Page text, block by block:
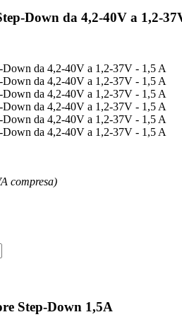
Down da 4,2-40V a 1,2-
compresa)
Step-Down 1,5A